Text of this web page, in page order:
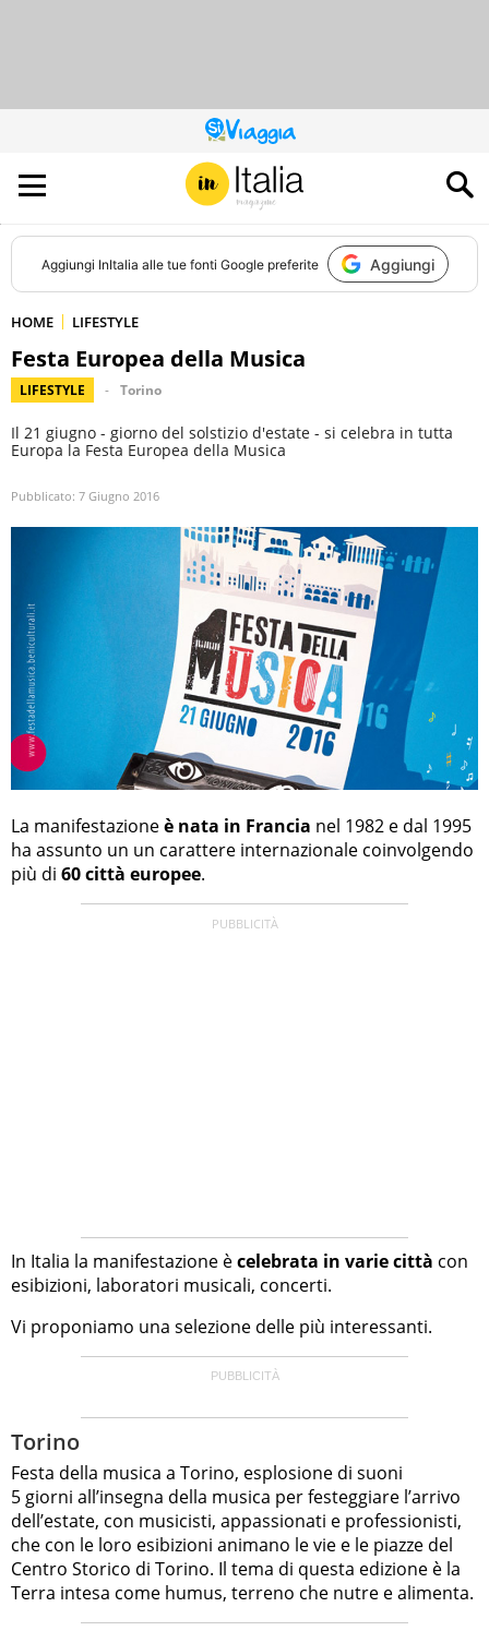
QUESTO
SITO
CONTRIBUISCE
ALL’AUDIENCE
DI
Aggiungi InItalia alle tue fonti Google preferite Aggiungi
HOME LIFESTYLE
Festa Europea della Musica
LIFESTYLE Torino
Il 21 giugno - giorno del solstizio d'estate - si celebra in tutta
Europa la Festa Europea della Musica
Pubblicato: 7 Giugno 2016
La manifestazioneè nata in Francia nel 1982 e dal 1995
ha assunto un un carattere internazionale coinvolgendo
più di 60 città europee.
In Italia la manifestazione ècelebrata in varie città con
esibizioni, laboratori musicali, concerti.
Vi proponiamo una selezione delle più interessanti.
Torino
Festa della musica a Torino, esplosione di suoni
5 giorni all’insegna della musica per festeggiare l’arrivo
dell’estate, con musicisti, appassionati e professionisti,
che con le loro esibizioni animano le vie e le piazze del
Centro Storico di Torino. Il tema di questa edizione è la
Terra intesa come humus, terreno che nutre e alimenta.